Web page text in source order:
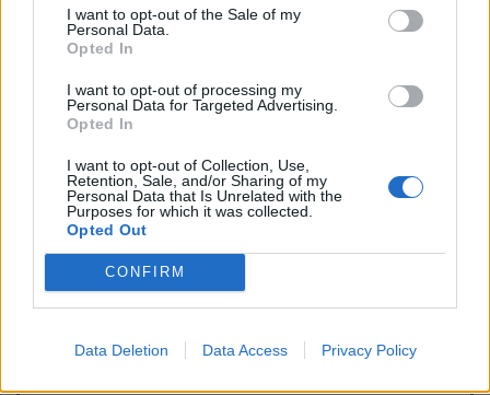
I want to opt-out of the Sale of my
Personal Data.
Opted In
I want to opt-out of processing my
Personal Data for Targeted Advertising.
Opted In
I want to opt-out of Collection, Use,
Retention, Sale, and/or Sharing of my
Personal Data that Is Unrelated with the
Purposes for which it was collected.
Opted Out
CONFIRM
Data Deletion Data Access Privacy Policy